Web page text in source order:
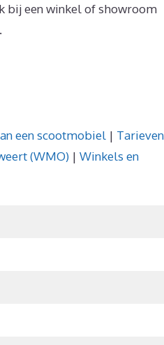
bij een winkel of showroom
een scootmobiel | Tarieven
(WMO) | Winkels en